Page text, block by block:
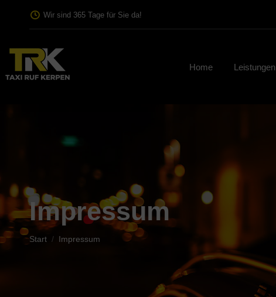
Wir sind 365 Tage für Sie da!
Home Leistungen
Impressum
Sie befinden sich hier:
Start Impressum